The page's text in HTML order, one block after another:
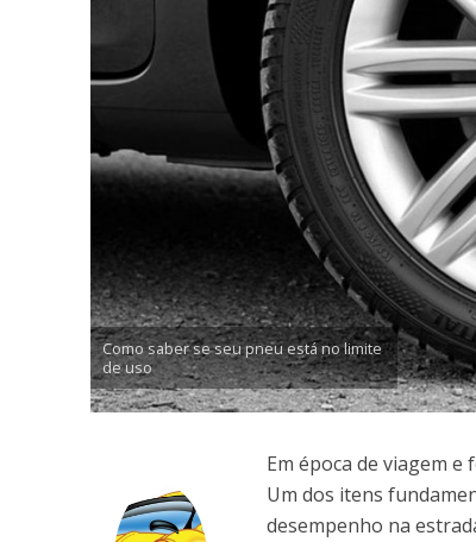
Como saber se seu pneu está no limite
de uso
Em época de viagem
Um dos itens
desempenho na